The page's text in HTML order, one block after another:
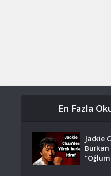
En Fazla
Jackie